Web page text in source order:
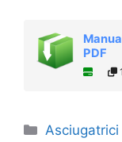
PDF
Categorie
Asciugatrici